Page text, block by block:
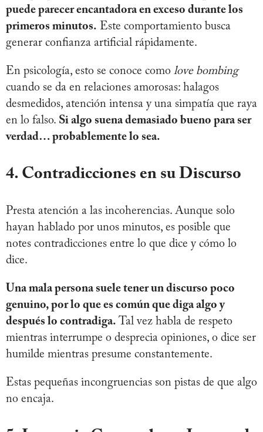
puede parecer encantadora en exceso durante los
primeros minutos. Este comportamiento busca
generar confianza artificial rápidamente.
En psicología, esto se conoce como love bombing
cuando se da en relaciones amorosas: halagos
desmedidos, atención intensa y una simpatía que raya
en lo falso. Si algo suena demasiado bueno para ser
verdad… probablemente lo sea.
4. Contradicciones en su Discurso
Presta atención a las incoherencias. Aunque solo
hayan hablado por unos minutos, es posible que
notes contradicciones entre lo que dice y cómo lo
dice.
Una mala persona suele tener un discurso poco
genuino, por lo que es común que diga algo y
después lo contradiga. Tal vez habla de respeto
mientras interrumpe o desprecia opiniones, o dice ser
humilde mientras presume constantemente.
Estas pequeñas incongruencias son pistas de que algo
no encaja.